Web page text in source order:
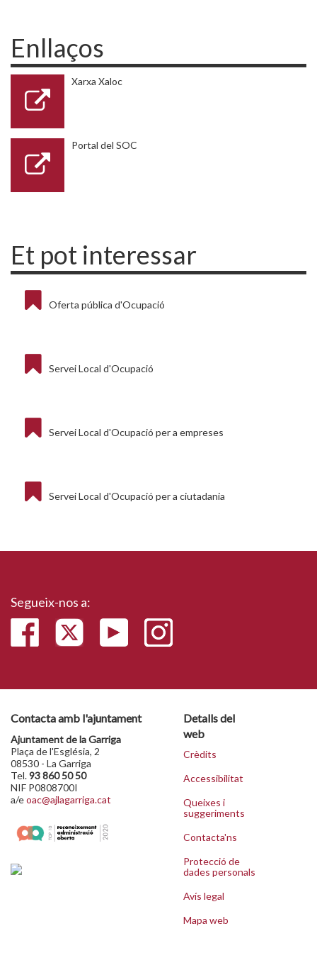
Enllaços
Xarxa Xaloc
Portal del SOC
Et pot interessar
Oferta pública d'Ocupació
Servei Local d'Ocupació
Servei Local d'Ocupació per a empreses
Servei Local d'Ocupació per a ciutadania
Segueix-nos a:
Contacta amb l'ajuntament
Ajuntament de la Garriga
Plaça de l'Església, 2
08530 - La Garriga
Tel.93 860 50 50
NIF P0808700I
a/eoac@ajlagarriga.cat
Detalls del
web
Crèdits
Accessibilitat
Queixes i
suggeriments
Contacta'ns
Protecció de
dades personals
Avís legal
Mapa web